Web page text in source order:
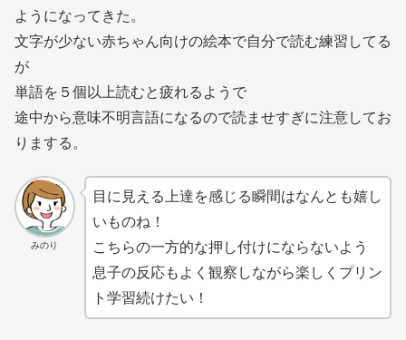
ようになってきた。
文字が少ない赤ちゃん向けの絵本で自分で読む練習してる
が
単語を５個以上読むと疲れるようで
途中から意味不明言語になるので読ませすぎに注意してお
りまする。
みのり
目に見える上達を感じる瞬間はなんとも嬉し
いものね！
こちらの一方的な押し付けにならないよう
息子の反応もよく観察しながら楽しくプリン
ト学習続けたい！